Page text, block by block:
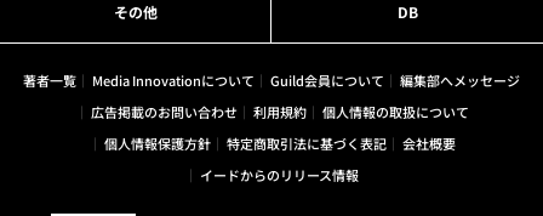
その他 DB
著者一覧 Media Innovationについて Guild会員について
編集部へメッセージ
広告掲載のお問い合わせ
利用規約
個人情報の取扱について
個人情報保護方針
特定商取引法に基づく表記
会社概要
イードからのリリース情報